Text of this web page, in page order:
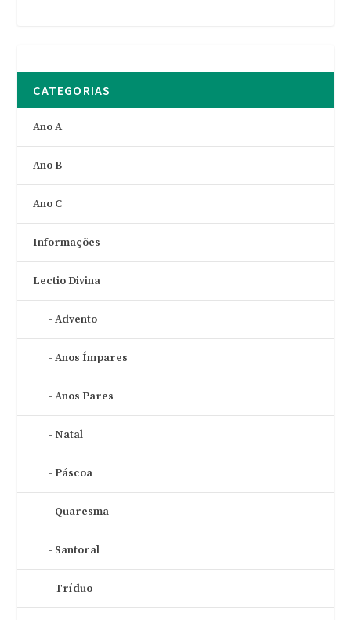
CATEGORIAS
Ano A
Ano B
Ano C
Informações
Lectio Divina
Advento
Anos Ímpares
Anos Pares
Natal
Páscoa
Quaresma
Santoral
Tríduo